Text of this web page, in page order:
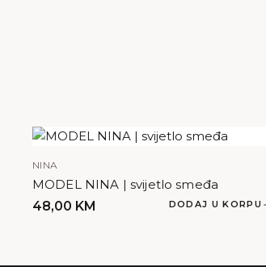
NINA
MODEL NINA | svijetlo smeđa
48,00 KM DODAJ U KORPU